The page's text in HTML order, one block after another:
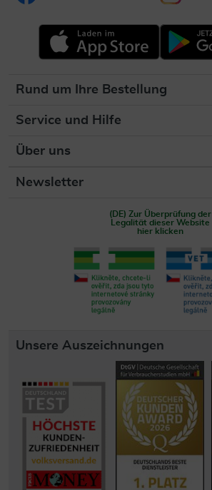
Rund um Ihre Bestellung
Service und Hilfe
Über uns
Newsletter
(DE) Zur Überprüfung der
Legalität dieser Website
hier klicken
Unsere Auszeichnungen